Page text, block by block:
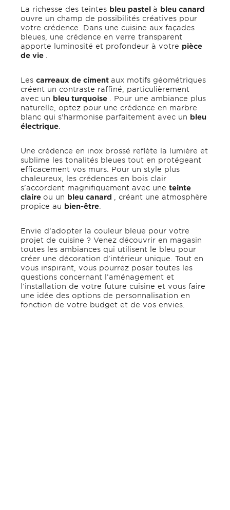
La richesse des teintes bleu pastel à bleu canard
ouvre un champ de possibilités créatives pour
votre crédence. Dans une cuisine aux façades
bleues, une crédence en verre transparent
apporte luminosité et profondeur à votre pièce
de vie
Les carreaux de ciment aux motifs géométriques
créent un contraste raffiné, particulièrement
avec un bleu turquoise
. Pour une ambiance plus
naturelle, optez pour une crédence en marbre
blanc qui s'harmonise parfaitement avec un bleu
électrique
Une crédence en inox brossé reflète la lumière et
sublime les tonalités bleues tout en protégeant
efficacement vos murs. Pour un style plus
chaleureux, les crédences en bois clair
s'accordent magnifiquement avec une teinte
claire ou un bleu canard
, créant une atmosphère
propice au bien-être
Envie d’adopter la couleur bleue pour votre
projet de cuisine ? Venez découvrir en magasin
toutes les ambiances qui utilisent le bleu pour
créer une décoration d’intérieur unique. Tout en
vous inspirant, vous pourrez poser toutes les
questions concernant l’aménagement et
l’installation de votre future cuisine et vous faire
une idée des options de personnalisation en
fonction de votre budget et de vos envies.